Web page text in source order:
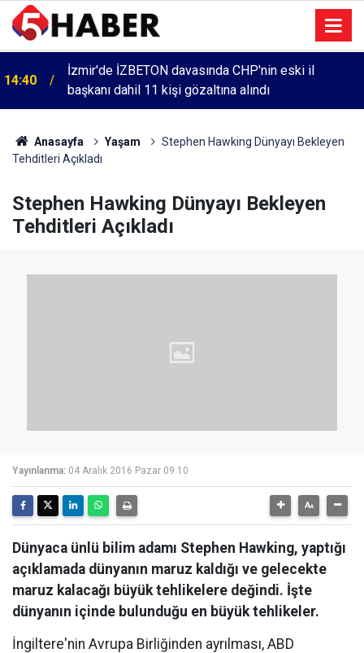
14:40
İzmir'de İZBETON davasında CHP'nin eski il
başkanı dahil 11 kişi gözaltına alındı
Anasayfa Yaşam
Stephen Hawking Dünyayı Bekleyen
Tehditleri Açıkladı
Stephen Hawking Dünyayı Bekleyen
Tehditleri Açıkladı
Yayınlanma: 04 Aralık 2016 Pazar 09:10
Dünyaca ünlü bilim adamı Stephen Hawking, yaptığı
açıklamada dünyanın maruz kaldığı ve gelecekte
maruz kalacağı büyük tehlikelere değindi. İşte
dünyanın içinde bulunduğu en büyük tehlikeler.
İngiltere'nin Avrupa Birliğinden ayrılması, ABD